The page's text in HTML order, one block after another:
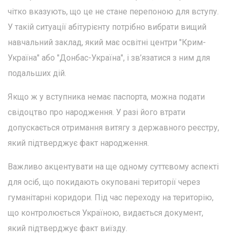
чітко вказують, що це не стане перепоною для вступу.
У такій ситуації абітурієнту потрібно вибрати вищий
навчальний заклад, який має освітні центри "Крим-
Україна" або "Донбас-Україна", і зв’язатися з ним для
подальших дій.
Якщо ж у вступника немає паспорта, можна подати
свідоцтво про народження. У разі його втрати
допускається отримання витягу з державного реєстру,
який підтверджує факт народження.
Важливо акцентувати на ще одному суттєвому аспекті
для осіб, що покидають окуповані території через
гуманітарні коридори. Під час переходу на територію,
що контролюється Україною, видається документ,
який підтверджує факт виїзду.